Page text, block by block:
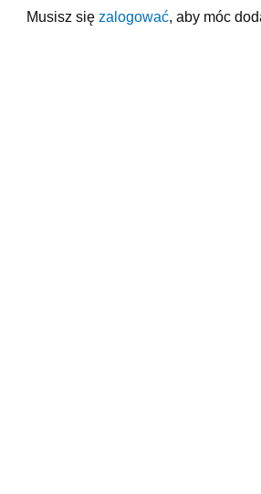
Musisz się zalogować , aby móc